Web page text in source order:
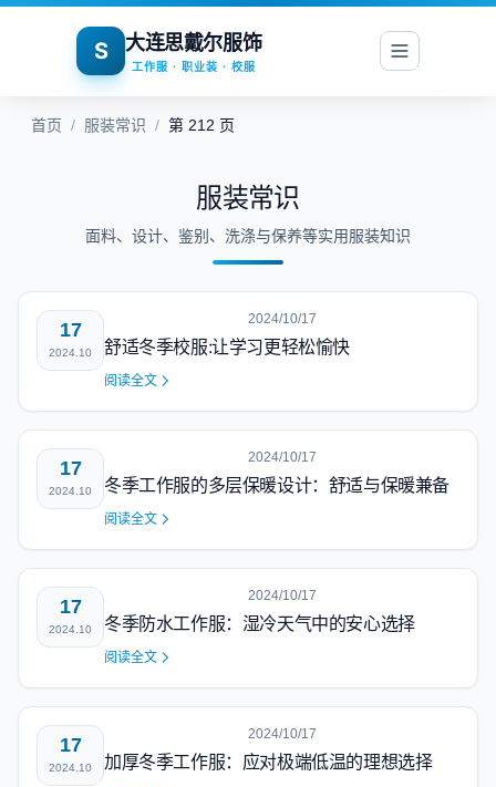
S 大连思戴尔服饰
工作服 · 职业装 · 校服
首页 / 服装常识 / 第 212 页
服装常识
面料、设计、鉴别、洗涤与保养等实用服装知识
17
2024.10
2024/10/17
舒适冬季校服:让学习更轻松愉快
阅读全文
17
2024.10
2024/10/17
冬季工作服的多层保暖设计：舒适与保暖兼备
阅读全文
17
2024.10
2024/10/17
冬季防水工作服：湿冷天气中的安心选择
阅读全文
17
2024.10
2024/10/17
加厚冬季工作服：应对极端低温的理想选择